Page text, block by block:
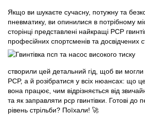
Якщо ви шукаєте сучасну, потужну та
пневматику, ви опинилися в потрібному
сторінці представлені найкращі PCP
професійних спортсменів та досвідчених
створили цей детальний гід, щоб ви могли
PCP, а й розібратися у всіх нюансах: що
вона працює, чим відрізняється від
та як заправляти pcp гвинтівки. Готові до
рівень стрільби? Поїхали! 🚀